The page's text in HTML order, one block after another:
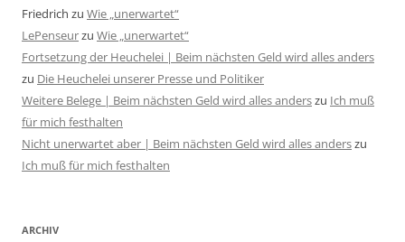
Friedrich zu Wie „unerwartet“
LePenseurzu Wie „unerwartet“
Fortsetzung der Heuchelei | Beim nächsten Geld wird alles anders
zu Die Heuchelei unserer Presse und Politiker
Weitere Belege | Beim nächsten Geld wird alles anderszu Ich muß
für mich festhalten
Nicht unerwartet aber | Beim nächsten Geld wird alles anderszu
Ich muß für mich festhalten
ARCHIV